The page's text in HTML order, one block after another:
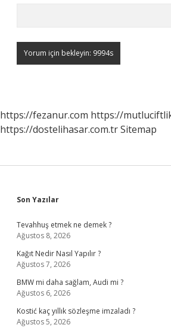
https://fezanur.com https://
https://dostelihasar.com.trSitemap
Sidebar
Son Yazılar
Tevahhuş etmek ne demek ?
Ağustos 8, 2026
Kağıt Nedir Nasıl Yapılır ?
Ağustos 7, 2026
BMW mi daha sağlam, Audi mi ?
Ağustos 6, 2026
Kostić kaç yıllık sözleşme imzaladı ?
Ağustos 5, 2026